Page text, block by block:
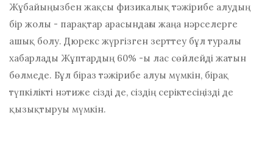
Жұбайыңызбен жақсы физикалық тәжірибе алудың
бір жолы - парақтар арасындағы жаңа нәрселерге
ашық болу. Дюрекс жүргізген зерттеу бұл туралы
хабарлады Жұптардың 60% -ы лас сөйлейді жатын
бөлмеде. Бұл біраз тәжірибе алуы мүмкін, бірақ
түпкілікті нәтиже сізді де, сіздің серіктесіңізді де
қызықтыруы мүмкін.